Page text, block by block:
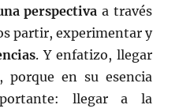
perspectiva a través
partir, experimentar y
. Y enfatizo, llegar
, porque en su esencia
llegar a la